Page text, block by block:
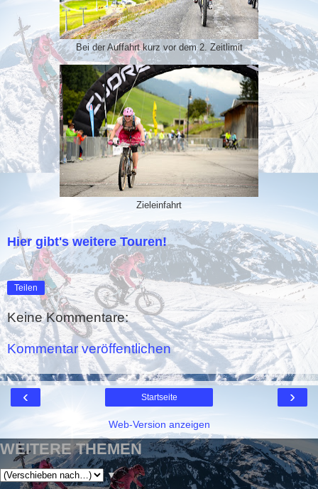
Bei der Auffahrt kurz vor dem 2. Zeitlimit
Zieleinfahrt
Hier gibt's weitere Touren!
Teilen
Keine Kommentare:
Kommentar veröffentlichen
‹ ›
Startseite
Web-Version anzeigen
WEITERE THEMEN
▼